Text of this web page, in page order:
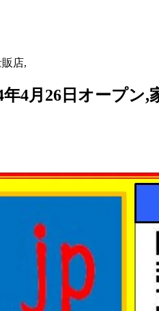
店,
4月26日オープン,